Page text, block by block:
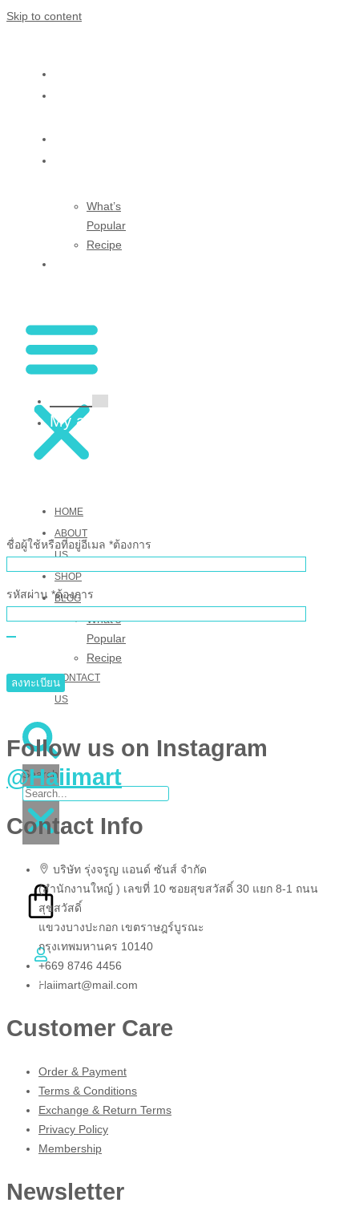
Skip to content
What’s
Popular
Recipe
HOME
ABOUT
US
SHOP
BLOG
What’s
Popular
Recipe
CONTACT
US
Search
0
Cart
TH
EN
My account
ชื่อผู้ใช้หรือที่อยู่อีเมล *ต้องการ
รหัสผ่าน *ต้องการ
ลงทะเบียน
Follow us on Instagram
@Haiimart
Contact Info
บริษัท รุ่งจรูญ แอนด์ ซันส์ จํากัด
(สํานักงานใหญ์ ) เลขที่ 10 ซอยสุขสวัสดิ์ 30 แยก 8-1 ถนน
สุขสวัสดิ์
แขวงบางปะกอก เขตราษฎร์บูรณะ
กรุงเทพมหานคร 10140
+669 8746 4456
Haiimart@mail.com
Customer Care
Order & Payment
Terms & Conditions
Exchange & Return Terms
Privacy Policy
Membership
Newsletter